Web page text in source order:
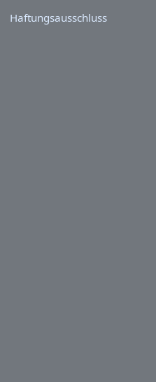
Haftungsausschluss